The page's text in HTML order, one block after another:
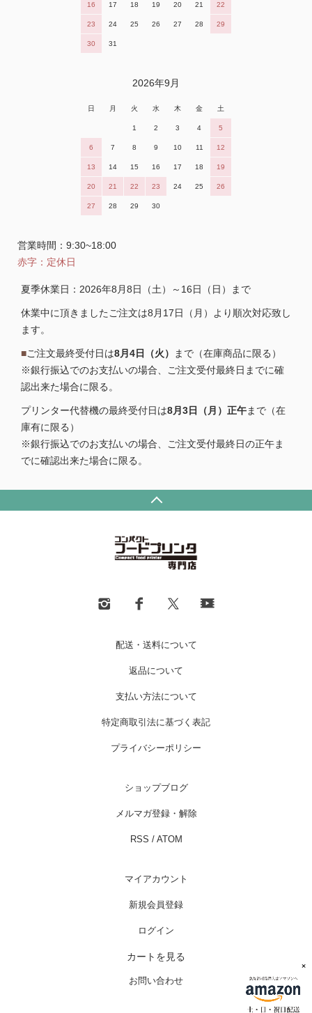
×
16 17 18 19 20 21 22
23 24 25 26 27 28 29
30 31
2026年9月
日 月 火 水 木 金 土
1 2 3 4 5
6 7 8 9 10 11 12
13 14 15 16 17 18 19
20 21 22 23 24 25 26
27 28 29 30
営業時間：9:30~18:00
赤字：定休日
夏季休業日：2026年8月8日（土）～16日（日）まで
休業中に頂きましたご注文は8月17日（月）より順次対応致し
ます。
■ご注文最終受付日は8月4日（火）
まで（在庫商品に限る）
※銀行振込でのお支払いの場合、ご注文受付最終日までに確
認出来た場合に限る。
プリンター代替機の最終受付日は8月3日（月）正午まで（在
庫有に限る）
※銀行振込でのお支払いの場合、ご注文受付最終日の正午ま
でに確認出来た場合に限る。
配送・送料について
返品について
支払い方法について
特定商取引法に基づく表記
プライバシーポリシー
ショップブログ
メルマガ登録・解除
RSS / ATOM
マイアカウント
新規会員登録
ログイン
カートを見る
お問い合わせ